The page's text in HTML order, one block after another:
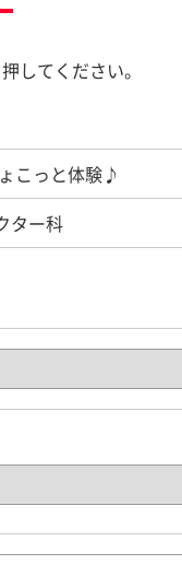
してください。
こっと体験♪
ター科